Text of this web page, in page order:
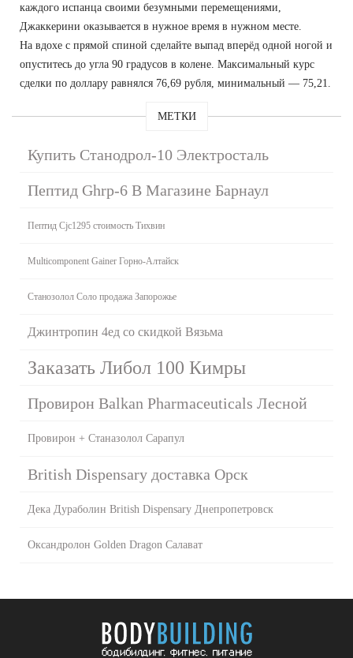
каждого испанца своими безумными перемещениями,
Джаккерини оказывается в нужное время в нужном месте.
На вдохе с прямой спиной сделайте выпад вперёд одной ногой и
опуститесь до угла 90 градусов в колене. Максимальный курс
сделки по доллару равнялся 76,69 рубля, минимальный — 75,21.
МЕТКИ
Купить Станодрол-10 Электросталь
Пептид Ghrp-6 В Магазине Барнаул
Пептид Cjc1295 стоимость Тихвин
Multicomponent Gainer Горно-Алтайск
Станозолол Соло продажа Запорожье
Джинтропин 4ед со скидкой Вязьма
Заказать Либол 100 Кимры
Провирон Balkan Pharmaceuticals Лесной
Провирон + Станазолол Сарапул
British Dispensary доставка Орск
Дека Дураболин British Dispensary Днепропетровск
Оксандролон Golden Dragon Салават